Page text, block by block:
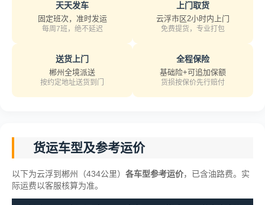
天天发车
固定班次，准时发运
每周7班，绝不延迟
上门取货
云浮市区2小时内上门
免费提货，专业打包
送货上门
郴州全境派送
按约定地址送货到门
全程保险
基础险+可追加保额
货损按保价先行赔付
货运车型及参考运价
以下为云浮到郴州（434公里） 各车型参考运价，已含油路费。实
际运费以客服核算为准。